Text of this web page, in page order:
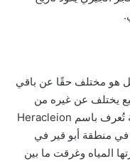
هو مختلف حقًا عن باقي
يختلف عن غيره من
المتاحف، المتحف عبارة عن مدينة غارقة تُعرف باسم Heracleion
منطقة أبو قير في
المياه وغرقت ما بين